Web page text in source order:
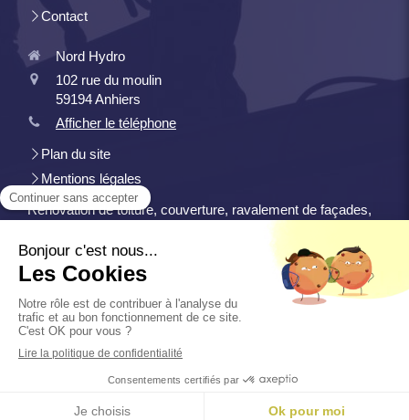
Contact
Nord Hydro
102 rue du moulin
59194Anhiers
Afficher le téléphone
Plan du site
Mentions légales
Rénovation de toiture, couverture, ravalement de façades,
d'infiltrations, isolation, plâtrerie-plaques, zinguerie et
gouttières
Demander un devis
Création et référencement du site par Simplébo
Ce site a été proposé par
La Maison Saint Gobain